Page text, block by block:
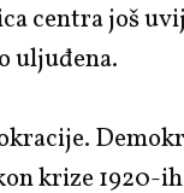
centra još
uljuđena.
krize 1920-